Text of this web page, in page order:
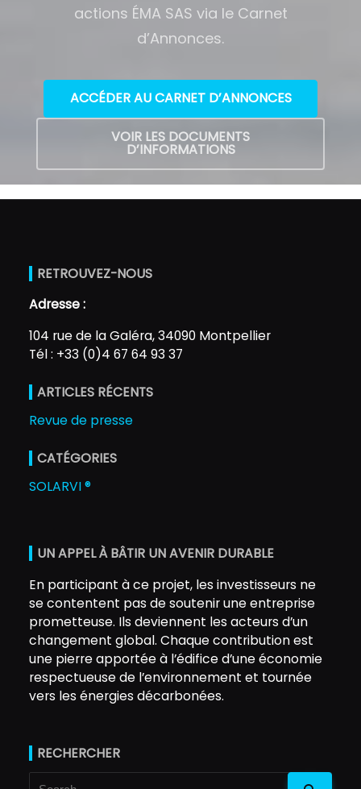
actions ÉMA SAS via le Carnet
d’Annonces.
ACCÉDER AU CARNET D’ANNONCES
VOIR LES DOCUMENTS
D’INFORMATIONS
RETROUVEZ-NOUS
Adresse :
104 rue de la Galéra, 34090 Montpellier
Tél : +33 (0)4 67 64 93 37
ARTICLES RÉCENTS
Revue de presse
CATÉGORIES
SOLARVI ®
UN APPEL À BÂTIR UN AVENIR DURABLE
En participant à ce projet, les investisseurs ne
se contentent pas de soutenir une entreprise
prometteuse. Ils deviennent les acteurs d’un
changement global. Chaque contribution est
une pierre apportée à l’édifice d’une économie
respectueuse de l’environnement et tournée
vers les énergies décarbonées.
RECHERCHER
Search